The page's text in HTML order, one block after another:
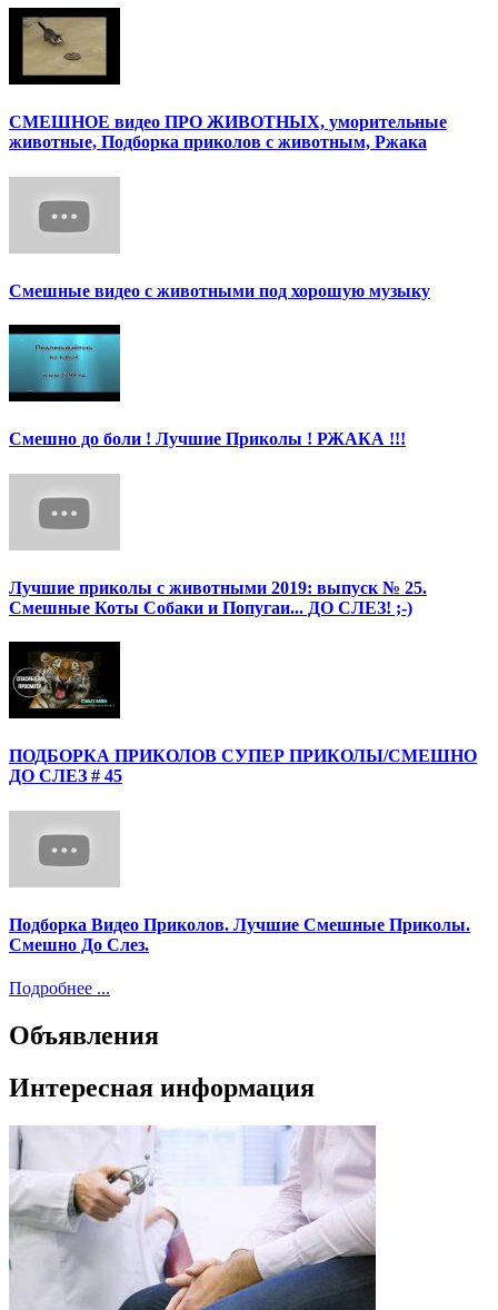
СМЕШНОЕ видео ПРО ЖИВОТНЫХ, уморительные
животные, Подборка приколов с животным, Ржака
Смешные видео с животными под хорошую музыку
Смешно до боли ! Лучшие Приколы ! РЖАКА !!!
Лучшие приколы с животными 2019: выпуск № 25.
Смешные Коты Собаки и Попугаи... ДО СЛЕЗ! ;-)
ПОДБОРКА ПРИКОЛОВ СУПЕР ПРИКОЛЫ/СМЕШНО
ДО СЛЕЗ # 45
Подборка Видео Приколов. Лучшие Смешные Приколы.
Смешно До Слез.
Подробнее ...
Объявления
Интересная информация